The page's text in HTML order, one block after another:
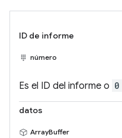
ID de informe
número
Es el ID del informe o 0
datos
ArrayBuffer